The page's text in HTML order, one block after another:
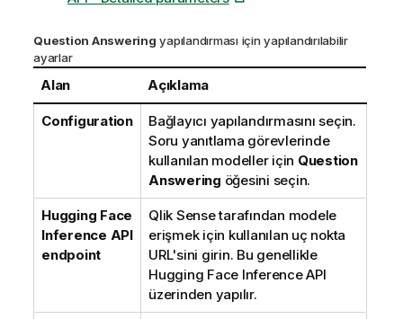
Question Answering yapılandırması için yapılandırılabilir
ayarlar
Alan Açıklama
Configuration
Bağlayıcı yapılandırmasını seçin.
Soru yanıtlama görevlerinde
kullanılan modeller için Question
Answering öğesini seçin.
Hugging Face
Inference API
endpoint
Qlik Sensetarafından modele
erişmek için kullanılan uç nokta
URL'sini girin. Bu genellikle
Hugging Face Inference API
üzerinden yapılır.